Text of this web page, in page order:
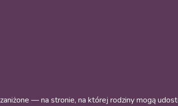
— na stronie, na której rodziny mogą